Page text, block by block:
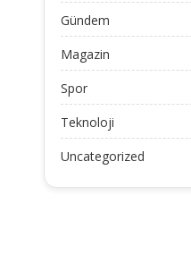
Gündem
Magazin
Spor
Teknoloji
Uncategorized